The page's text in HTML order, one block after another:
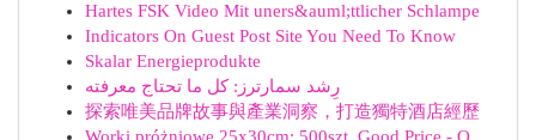
Hartes FSK Video Mit uners&auml;ttlicher Schlampe
Indicators On Guest Post Site You Need To Know
Skalar Energieprodukte
رِشد سمارترز: كل ما تحتاج معرفته
探索唯美品牌故事與產業洞察，打造獨特酒店經歷